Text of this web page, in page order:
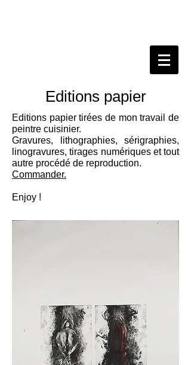
Editions papier
Editions papier tirées de mon travail de
peintre cuisinier.
Gravures, lithographies, sérigraphies,
linogravures, tirages numériques et tout
autre procédé de reproduction.
Commander.
Enjoy !